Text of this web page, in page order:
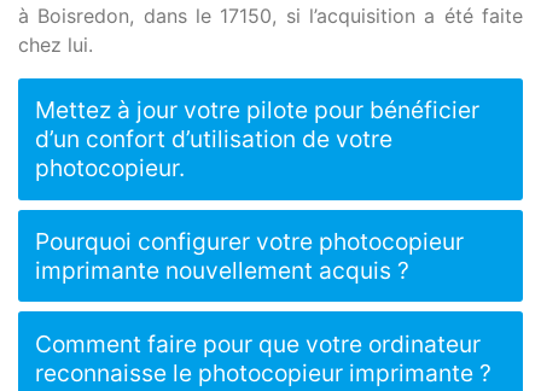
à Boisredon, dans le 17150, si l’acquisition a été faite
chez lui.
Mettez à jour votre pilote pour bénéficier
d’un confort d’utilisation de votre
photocopieur.
Pourquoi configurer votre photocopieur
imprimante nouvellement acquis ?
Comment faire pour que votre ordinateur
reconnaisse le photocopieur imprimante ?